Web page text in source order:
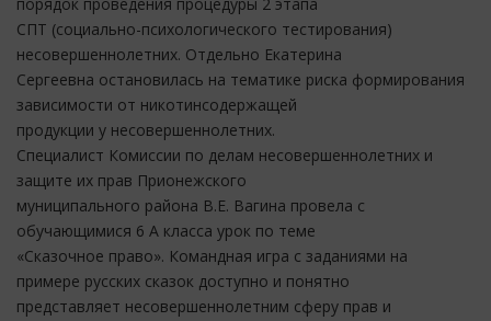
СПТ (социально-психологического тестирования)
несовершеннолетних. Отдельно Екатерина
Сергеевна остановилась на тематике риска формирования
зависимости от никотинсодержащей
продукции у несовершеннолетних.
Специалист Комиссии по делам несовершеннолетних и
защите их прав Прионежского
муниципального района В.Е. Вагина провела с
обучающимися 6 А класса урок по теме
«Сказочное право». Командная игра с заданиями на
примере русских сказок доступно и понятно
представляет несовершеннолетним сферу прав и